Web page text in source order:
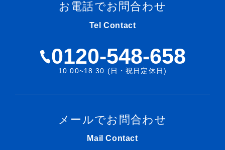
お電話でお問合わせ
Tel Contact
0120-548-658
10:00~18:30 (日・祝日定休日)
メールでお問合わせ
Mail Contact